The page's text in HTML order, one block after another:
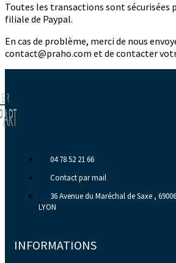
Toutes les transactions sont sécurisées
filiale de Paypal.
En cas de problème, merci de nous
contact@praho.com et de contacter
04 78 52 21 66
Contact par mail
36 Avenue du Maréchal de Saxe , 69006
LYON
INFORMATIONS